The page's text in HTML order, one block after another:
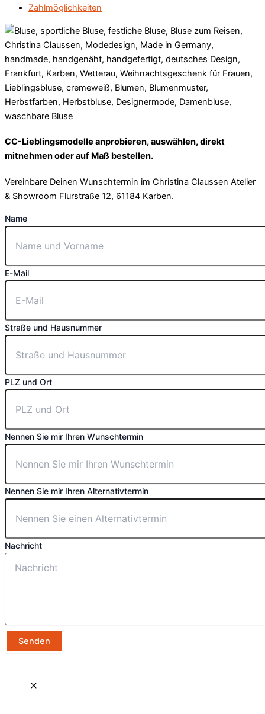
Zahlmöglichkeiten
CC-Lieblingsmodelle anprobieren, auswählen, direkt
mitnehmen oder auf Maß bestellen.
Vereinbare Deinen Wunschtermin im Christina Claussen Atelier
& Showroom Flurstraße 12, 61184 Karben.
Name
E-Mail
Straße und Hausnummer
PLZ und Ort
Nennen Sie mir Ihren Wunschtermin
Nennen Sie mir Ihren Alternativtermin
Nachricht
Senden